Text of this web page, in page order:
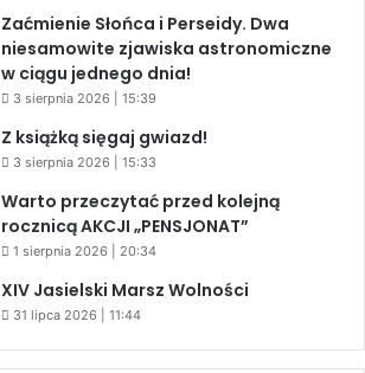
Zaćmienie Słońca i Perseidy. Dwa
niesamowite zjawiska astronomiczne
w ciągu jednego dnia!
3 sierpnia 2026 | 15:39
Z książką sięgaj gwiazd!
3 sierpnia 2026 | 15:33
Warto przeczytać przed kolejną
rocznicą AKCJI „PENSJONAT”
1 sierpnia 2026 | 20:34
XIV Jasielski Marsz Wolności
31 lipca 2026 | 11:44